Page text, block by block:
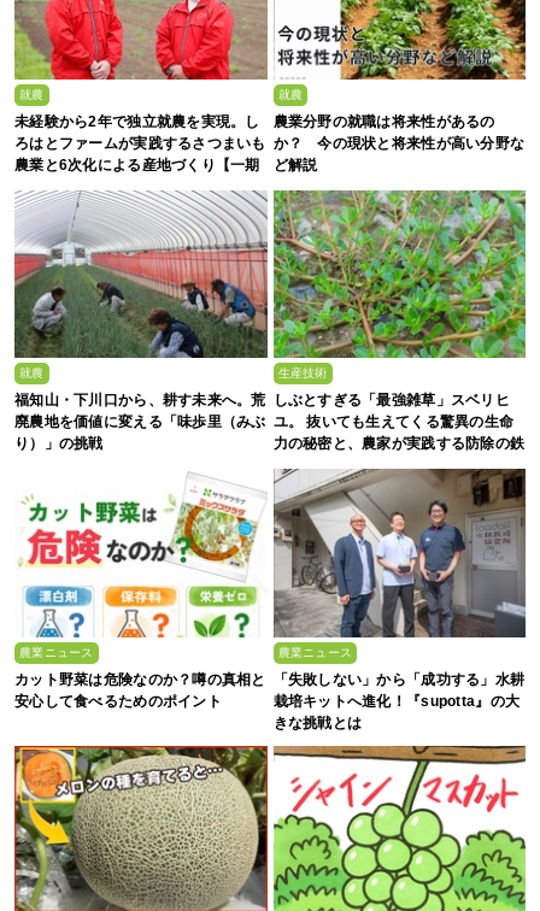
就農
未経験から2年で独立就農を実現。し
ろはとファームが実践するさつまいも
農業と6次化による産地づくり【一期
就農
農業分野の就職は将来性があるの
か？ 今の現状と将来性が高い分野な
ど解説
就農
福知山・下川口から、耕す未来へ。荒
廃農地を価値に変える「味歩里（みぶ
り）」の挑戦
生産技術
しぶとすぎる「最強雑草」スベリヒ
ユ。 抜いても生えてくる驚異の生命
力の秘密と、農家が実践する防除の鉄
則
農業ニュース
カット野菜は危険なのか？噂の真相と
安心して食べるためのポイント
農業ニュース
「失敗しない」から「成功する」水耕
栽培キットへ進化！『supotta』の大
きな挑戦とは